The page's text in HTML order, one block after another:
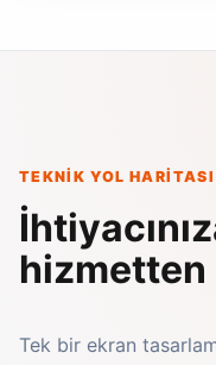
TEKNIK YOL HARITASI
hizmetten
Tek bir ekran